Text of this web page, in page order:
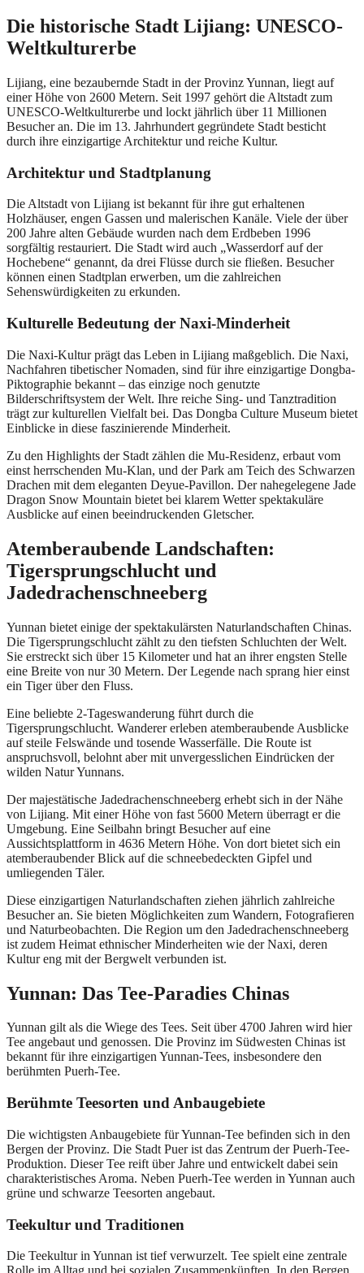
Die historische Stadt Lijiang: UNESCO-
Weltkulturerbe
Lijiang, eine bezaubernde Stadt in der Provinz Yunnan, liegt auf
einer Höhe von 2600 Metern. Seit 1997 gehört die Altstadt zum
UNESCO-Weltkulturerbe und lockt jährlich über 11 Millionen
Besucher an. Die im 13. Jahrhundert gegründete Stadt besticht
durch ihre einzigartige Architektur und reiche Kultur.
Architektur und Stadtplanung
Die Altstadt von Lijiang ist bekannt für ihre gut erhaltenen
Holzhäuser, engen Gassen und malerischen Kanäle. Viele der über
200 Jahre alten Gebäude wurden nach dem Erdbeben 1996
sorgfältig restauriert. Die Stadt wird auch „Wasserdorf auf der
Hochebene“ genannt, da drei Flüsse durch sie fließen. Besucher
können einen Stadtplan erwerben, um die zahlreichen
Sehenswürdigkeiten zu erkunden.
Kulturelle Bedeutung der Naxi-Minderheit
Die Naxi-Kultur prägt das Leben in Lijiang maßgeblich. Die Naxi,
Nachfahren tibetischer Nomaden, sind für ihre einzigartige Dongba-
Piktographie bekannt – das einzige noch genutzte
Bilderschriftsystem der Welt. Ihre reiche Sing- und Tanztradition
trägt zur kulturellen Vielfalt bei. Das Dongba Culture Museum bietet
Einblicke in diese faszinierende Minderheit.
Zu den Highlights der Stadt zählen die Mu-Residenz, erbaut vom
einst herrschenden Mu-Klan, und der Park am Teich des Schwarzen
Drachen mit dem eleganten Deyue-Pavillon. Der nahegelegene Jade
Dragon Snow Mountain bietet bei klarem Wetter spektakuläre
Ausblicke auf einen beeindruckenden Gletscher.
Atemberaubende Landschaften:
Tigersprungschlucht und
Jadedrachenschneeberg
Yunnan bietet einige der spektakulärsten Naturlandschaften Chinas.
Die Tigersprungschlucht zählt zu den tiefsten Schluchten der Welt.
Sie erstreckt sich über 15 Kilometer und hat an ihrer engsten Stelle
eine Breite von nur 30 Metern. Der Legende nach sprang hier einst
ein Tiger über den Fluss.
Eine beliebte 2-Tageswanderung führt durch die
Tigersprungschlucht. Wanderer erleben atemberaubende Ausblicke
auf steile Felswände und tosende Wasserfälle. Die Route ist
anspruchsvoll, belohnt aber mit unvergesslichen Eindrücken der
wilden Natur Yunnans.
Der majestätische Jadedrachenschneeberg erhebt sich in der Nähe
von Lijiang. Mit einer Höhe von fast 5600 Metern überragt er die
Umgebung. Eine Seilbahn bringt Besucher auf eine
Aussichtsplattform in 4636 Metern Höhe. Von dort bietet sich ein
atemberaubender Blick auf die schneebedeckten Gipfel und
umliegenden Täler.
Diese einzigartigen Naturlandschaften ziehen jährlich zahlreiche
Besucher an. Sie bieten Möglichkeiten zum Wandern, Fotografieren
und Naturbeobachten. Die Region um den Jadedrachenschneeberg
ist zudem Heimat ethnischer Minderheiten wie der Naxi, deren
Kultur eng mit der Bergwelt verbunden ist.
Yunnan: Das Tee-Paradies Chinas
Yunnan gilt als die Wiege des Tees. Seit über 4700 Jahren wird hier
Tee angebaut und genossen. Die Provinz im Südwesten Chinas ist
bekannt für ihre einzigartigen Yunnan-Tees, insbesondere den
berühmten Puerh-Tee.
Berühmte Teesorten und Anbaugebiete
Die wichtigsten Anbaugebiete für Yunnan-Tee befinden sich in den
Bergen der Provinz. Die Stadt Puer ist das Zentrum der Puerh-Tee-
Produktion. Dieser Tee reift über Jahre und entwickelt dabei sein
charakteristisches Aroma. Neben Puerh-Tee werden in Yunnan auch
grüne und schwarze Teesorten angebaut.
Teekultur und Traditionen
Die Teekultur in Yunnan ist tief verwurzelt. Tee spielt eine zentrale